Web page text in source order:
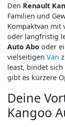
Den Renault
Familien und
Kompaktvan mit
oder langfristig
Auto Abo oder
vielseitigen Van
least, bindet
gibt es kürzere
Deine
Kangoo